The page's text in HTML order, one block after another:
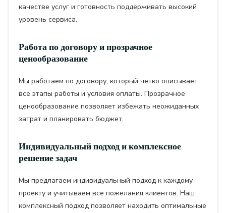
качестве услуг и готовность поддерживать высокий
уровень сервиса.
Работа по договору и прозрачное
ценообразование
Мы работаем по договору, который четко описывает
все этапы работы и условия оплаты. Прозрачное
ценообразование позволяет избежать неожиданных
затрат и планировать бюджет.
Индивидуальный подход и комплексное
решение задач
Мы предлагаем индивидуальный подход к каждому
проекту и учитываем все пожелания клиентов. Наш
комплексный подход позволяет находить оптимальные